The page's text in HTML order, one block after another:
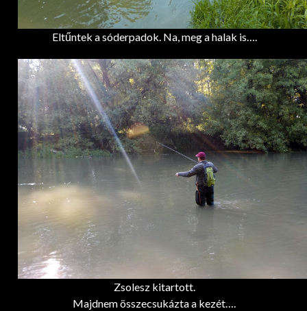
Eltűntek a sóderpadok. Na, meg a halak is….
Zsolesz kitartott.
Majdnem összecsukázta a kezét….